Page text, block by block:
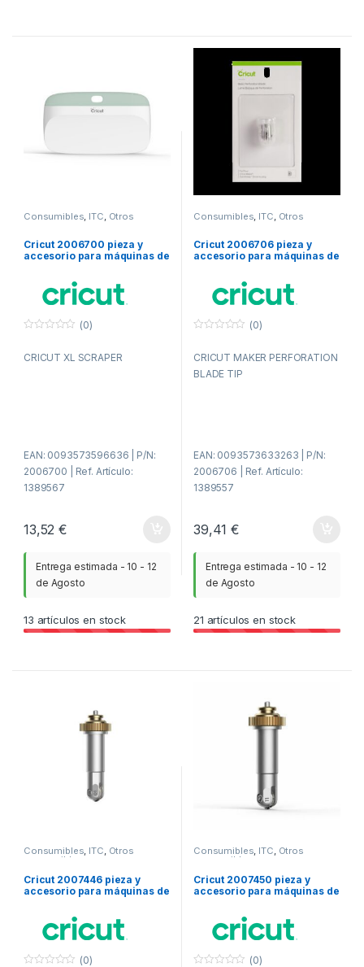
Consumibles, ITC, Otros
Cricut 2006700 pieza y
accesorio para máquinas de
u
(0)
CRICUT XL SCRAPER
EAN: 0093573596636 | P/N:
2006700 | Ref. Artículo:
1389567
13,52€
Entrega estimada - 10 - 12
de Agosto
13 artículos en stock
Consumibles, ITC, Otros
Cricut 2006706 pieza y
accesorio para máquinas de
u
r
(0)
CRICUT MAKER PERFORATION
BLADE TIP
EAN: 0093573633263 | P/N:
2006706 | Ref. Artículo:
1389557
39,41€
Entrega estimada - 10 - 12
de Agosto
21 artículos en stock
Consumibles, ITC, Otros
consumibles
Cricut 2007446 pieza y
accesorio para máquinas de
(0)
Consumibles, ITC, Otros
consumibles
Cricut 2007450 pieza y
accesorio para máquinas de
(0)